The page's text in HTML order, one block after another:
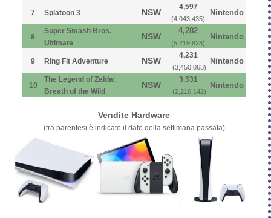
7 Splatoon 3 NSW
4,597
(4,043,435)
Nintendo
8
Super Smash Bros.
Ultimate
NSW
4,282
(5,219,828)
Nintendo
9 Ring Fit Adventure NSW
4,231
(3,450,063)
Nintendo
10
The Legend of Zelda:
Breath of the Wild
NSW
3,531
(2,216,142)
Nintendo
Vendite Hardware
(tra parentesi è indicato il dato della settimana passata)